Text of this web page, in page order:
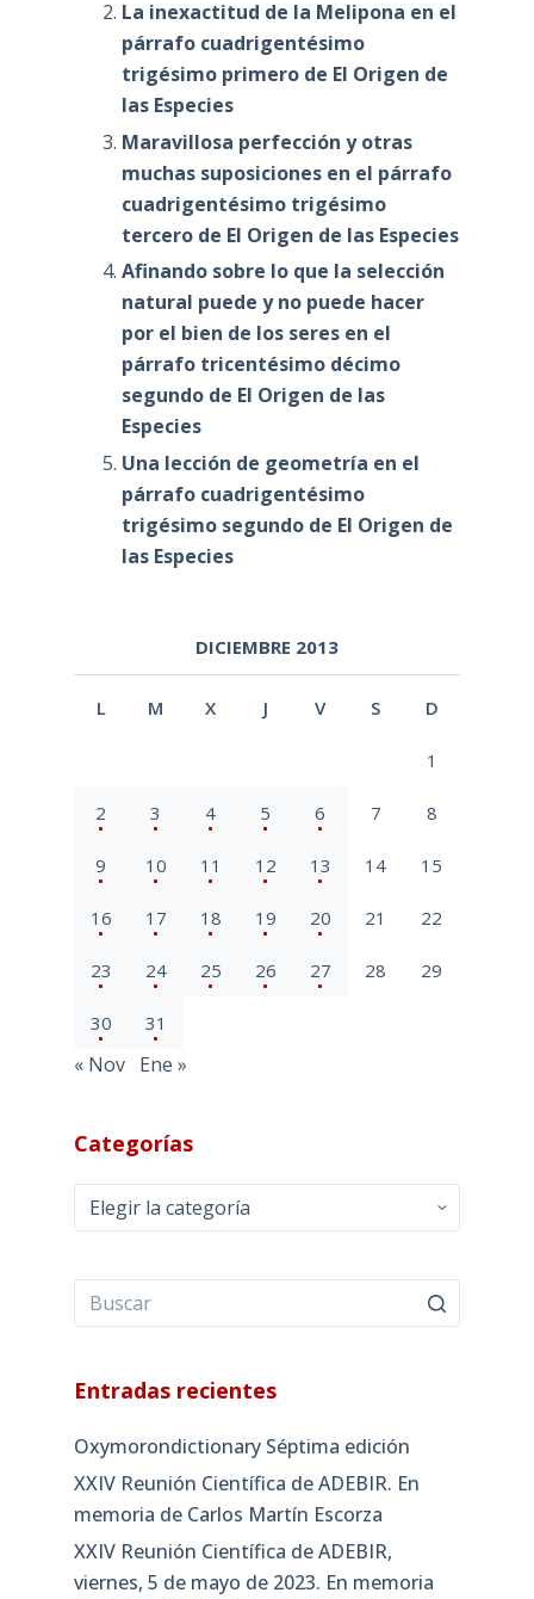
La inexactitud de la Melipona en el
párrafo cuadrigentésimo
trigésimo primero de El Origen de
las Especies
Maravillosa perfección y otras
muchas suposiciones en el párrafo
cuadrigentésimo trigésimo
tercero de El Origen de las Especies
Afinando sobre lo que la selección
natural puede y no puede hacer
por el bien de los seres en el
párrafo tricentésimo décimo
segundo de El Origen de las
Especies
Una lección de geometría en el
párrafo cuadrigentésimo
trigésimo segundo de El Origen de
las Especies
DICIEMBRE 2013
L M X J V S D
1
2 3 4 5 6 7 8
9 10 11 12 13 14 15
16 17 18 19 20 21 22
23 24 25 26 27 28 29
30 31
« Nov Ene »
Categorías
Categorías
Entradas recientes
Oxymorondictionary Séptima edición
XXIV Reunión Científica de ADEBIR. En
memoria de Carlos Martín Escorza
XXIV Reunión Científica de ADEBIR,
viernes, 5 de mayo de 2023. En memoria